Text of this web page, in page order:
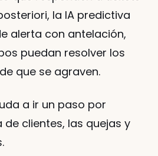
la IA predictiva
alerta con antelación,
puedan resolver los
que se agraven.
a ir un paso por
clientes, las quejas y